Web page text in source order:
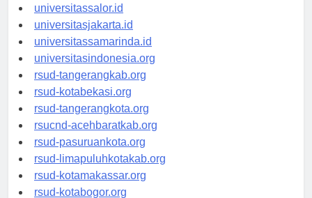
universitaswalesi.id
universitassalor.id
universitasjakarta.id
universitassamarinda.id
universitasindonesia.org
rsud-tangerangkab.org
rsud-kotabekasi.org
rsud-tangerangkota.org
rsucnd-acehbaratkab.org
rsud-pasuruankota.org
rsud-limapuluhkotakab.org
rsud-kotamakassar.org